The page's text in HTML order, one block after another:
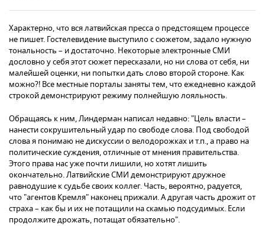
Характерно, что вся латвийская пресса о предстоящем процессе
не пишет. Гостелевидение выступило с сюжетом, задало нужную
тональность – и достаточно. Некоторые электронные СМИ
дословно у себя этот сюжет пересказали, но ни слова от себя, ни
малейшей оценки, ни попытки дать слово второй стороне. Как
можно?! Все местные порталы заняты тем, что ежедневно каждой
строкой демонстрируют режиму полнейшую лояльность.
Обращаясь к ним, Линдерман написал недавно: "Цель власти –
нанести сокрушительный удар по свободе слова. Под свободой
слова я понимаю не дискуссии о велодорожках и т.п., а право на
политические суждения, отличные от мнения правительства.
Этого права нас уже почти лишили, но хотят лишить
окончательно. Латвийские СМИ демонстрируют дружное
равнодушие к судьбе своих коллег. Часть, вероятно, радуется,
что "агентов Кремля" наконец прижали. А другая часть дрожит от
страха – как бы и их не потащили на скамью подсудимых. Если
продолжите дрожать, потащат обязательно".